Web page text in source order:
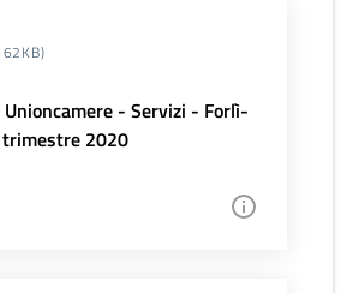
- Servizi - Forlì-
2020